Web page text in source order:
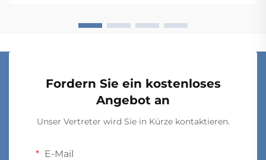
Fordern Sie ein kostenloses
Angebot an
Unser Vertreter wird Sie in Kürze kontaktieren.
E-Mail